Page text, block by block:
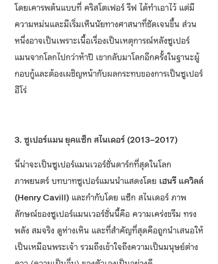
โดยเคารพต้นแบบที่ คริสโตเฟอร์ รีฟ ได้ทำเอาไว้ แต่มี
ความหม่นและมีเริ่มเห็นนัยทางศาสนาที่ชัดเจนขึ้น ส่วน
หนึ่งอาจเป็นเพราะเนื้อเรื่องเป็นเหตุการณ์หลังซูเปอร์
แมนจากโลกไปกว่าห้าปี เขากลับมาโลกอีกครั้งในฐานะผู้
กอบกู้และต้องเผชิญหน้ากับผลกระทบของการเป็นซูเปอร์
ฮีโร่
3. ซูเปอร์แมน ยุคแซ็ก สไนเดอร์ (2013–2017)
นี่น่าจะเป็นซูเปอร์แมนเวอร์ชั่นดาร์กที่สุดในโลก
ภาพยนตร์ บทบาทซูเปอร์แมนนำแสดงโดย เฮนรี แควิลล์
(Henry Cavill) และกำกับโดย แซ็ก สไนเดอร์ ภาพ
ลักษณ์ของซูเปอร์แมนเวอร์ชั่นนี้คือ ความเคร่งขรึม ทรง
พลัง สมจริง ดูห่างเหิน และที่สำคัญที่สุดคือถูกนำเสนอให้
เป็นเหมือนพระเจ้า รวมถึงเข้าใจถึงความเป็นมนุษย์ต่าง